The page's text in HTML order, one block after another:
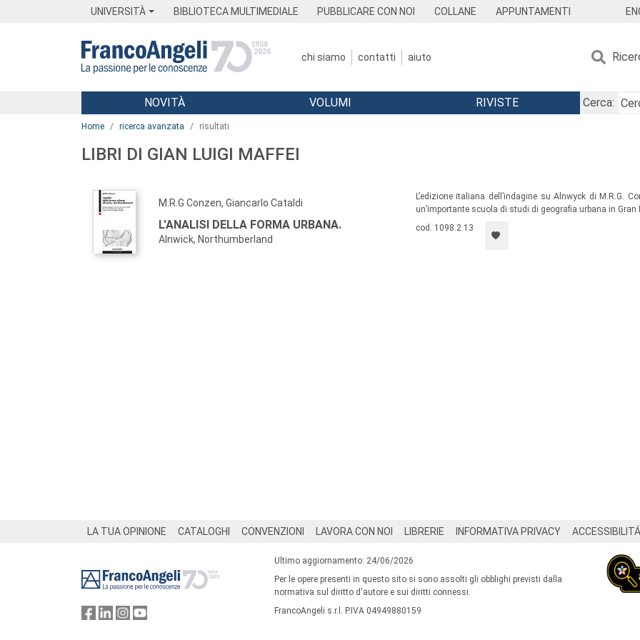
UNIVERSITÀ BIBLIOTECA MULTIMEDIALE PUBBLICARE CON NOI COLLANE APPUNTAMENTI
chi siamo contatti aiuto
Menu
NOVITÀ VOLUMI RIVISTE
Cerca:
Home ricerca avanzata risultati
LIBRI DI GIAN LUIGI MAFFEI
M.R.G Conzen, Giancarlo Cataldi
L'ANALISI DELLA FORMA URBANA.
Alnwick, Northumberland
L’edizione italiana dell’indagine su Alnwyck di M.R.G.
un’importante scuola di studi di geografia urbana in Gran
cod. 1098.2.13
LA TUA OPINIONE CATALOGHI CONVENZIONI LAVORA CON NOI LIBRERIE INFORMATIVA PRIVACY ACCESSIBILITÁ
Ultimo aggiornamento: 24/06/2026
Per le opere presenti in questo sito si sono assolti gli obblighi previsti dalla
normativa sul diritto d'autore e sui diritti connessi.
FrancoAngeli s.r.l. P.IVA 04949880159